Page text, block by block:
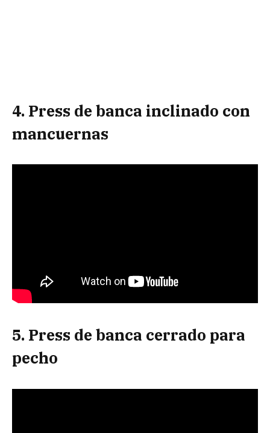
4. Press de banca inclinado con
mancuernas
5. Press de banca cerrado para
pecho